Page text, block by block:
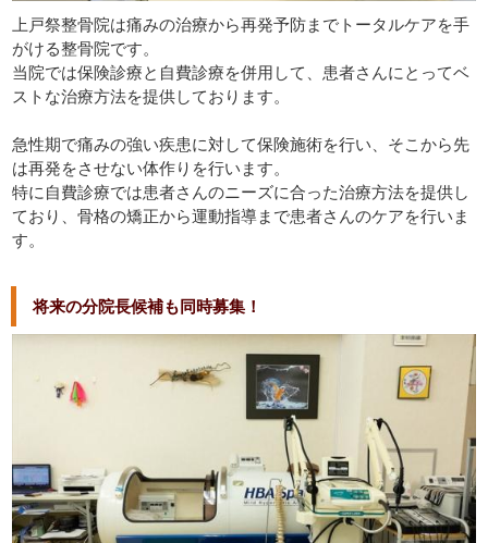
上戸祭整骨院は痛みの治療から再発予防までトータルケアを手
がける整骨院です。
当院では保険診療と自費診療を併用して、患者さんにとってベ
ストな治療方法を提供しております。
急性期で痛みの強い疾患に対して保険施術を行い、そこから先
は再発をさせない体作りを行います。
特に自費診療では患者さんのニーズに合った治療方法を提供し
ており、骨格の矯正から運動指導まで患者さんのケアを行いま
す。
将来の分院長候補も同時募集！